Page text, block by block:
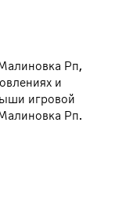
Рп,
и
игровой
Рп.